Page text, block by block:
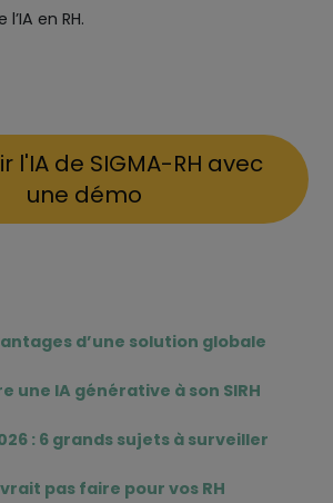
en RH.
l'IA de SIGMA-RH avec
une démo
d’une solution globale
une IA générative à son SIRH
: 6 grands sujets à surveiller
pas faire pour vos RH